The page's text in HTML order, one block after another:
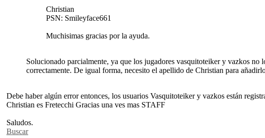
Christian
PSN: Smileyface661
Muchisimas gracias por la ayuda.
Solucionado parcialmente, ya que los jugadores vasquitoteiker y vazkos
correctamente. De igual forma, necesito el apellido de Christian para
Debe haber algún error entonces, los usuarios Vasquitoteiker y vazkos están
Christian es Fretecchi Gracias una ves mas STAFF
Saludos.
Buscar